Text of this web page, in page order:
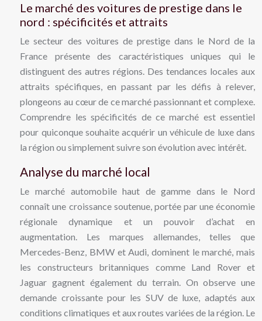
Le marché des voitures de prestige dans le
nord : spécificités et attraits
Le secteur des voitures de prestige dans le Nord de la
France présente des caractéristiques uniques qui le
distinguent des autres régions. Des tendances locales aux
attraits spécifiques, en passant par les défis à relever,
plongeons au cœur de ce marché passionnant et complexe.
Comprendre les spécificités de ce marché est essentiel
pour quiconque souhaite acquérir un véhicule de luxe dans
la région ou simplement suivre son évolution avec intérêt.
Analyse du marché local
Le marché automobile haut de gamme dans le Nord
connaît une croissance soutenue, portée par une économie
régionale dynamique et un pouvoir d’achat en
augmentation. Les marques allemandes, telles que
Mercedes-Benz, BMW et Audi, dominent le marché, mais
les constructeurs britanniques comme Land Rover et
Jaguar gagnent également du terrain. On observe une
demande croissante pour les SUV de luxe, adaptés aux
conditions climatiques et aux routes variées de la région. Le